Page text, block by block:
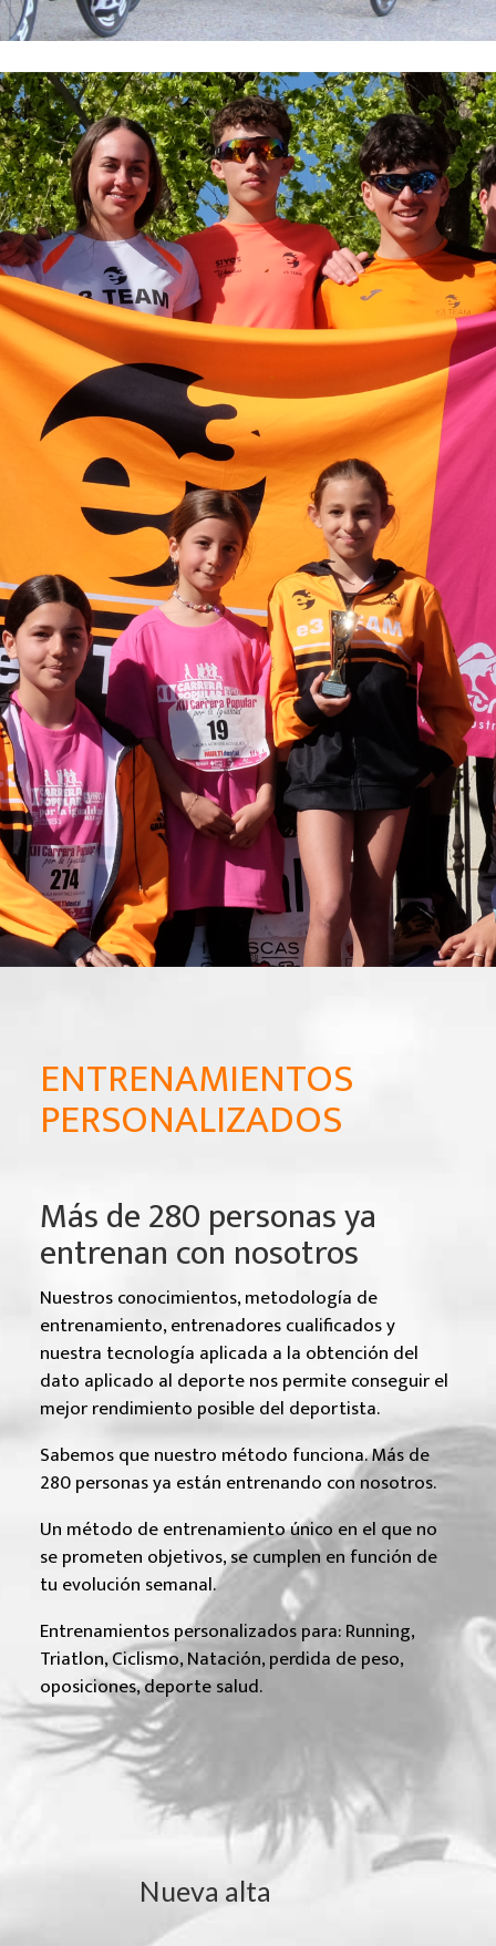
ENTRENAMIENTOS
PERSONALIZADOS
Más de 280 personas ya
entrenan con nosotros
Nuestros conocimientos, metodología de
entrenamiento, entrenadores cualificados y
nuestra tecnología aplicada a la obtención del
dato aplicado al deporte nos permite conseguir el
mejor rendimiento posible del deportista.
Sabemos que nuestro método funciona. Más de
280 personas ya están entrenando con nosotros.
Un método de entrenamiento único en el que no
se prometen objetivos, se cumplen en función de
tu evolución semanal.
Entrenamientos personalizados para: Running,
Triatlon, Ciclismo, Natación, perdida de peso,
oposiciones, deporte salud.
Nueva alta